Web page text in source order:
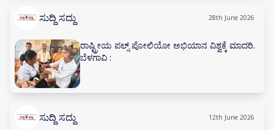
ಸುದ್ದಿ ಸದ್ದು 28th June 2026
ರಾಷ್ಟ್ರೀಯ ಪಲ್ಸ್ ಪೋಲಿಯೋ ಅಭಿಯಾನ ವಿಶ್ವಕ್ಕೆ ಮಾದರಿ.
ಬೆಳಗಾವಿ :
ಸುದ್ದಿ ಸದ್ದು 12th June 2026